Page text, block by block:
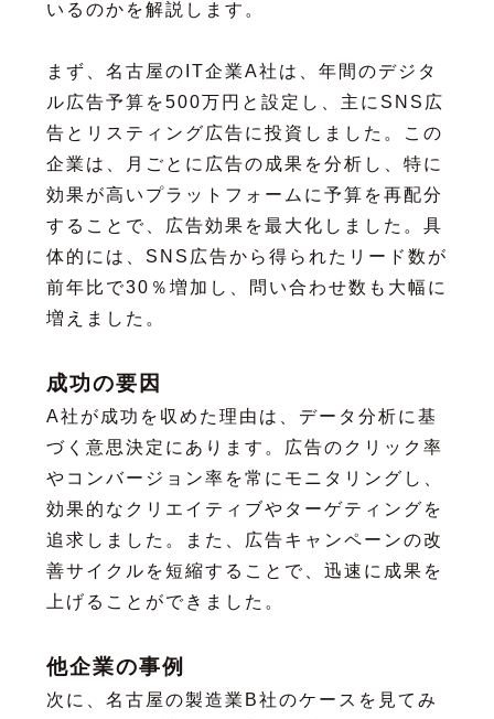
いるのかを解説します。
まず、名古屋のIT企業A社は、年間のデジタ
ル広告予算を500万円と設定し、主にSNS広
告とリスティング広告に投資しました。この
企業は、月ごとに広告の成果を分析し、特に
効果が高いプラットフォームに予算を再配分
することで、広告効果を最大化しました。具
体的には、SNS広告から得られたリード数が
前年比で30％増加し、問い合わせ数も大幅に
増えました。
成功の要因
A社が成功を収めた理由は、データ分析に基
づく意思決定にあります。広告のクリック率
やコンバージョン率を常にモニタリングし、
効果的なクリエイティブやターゲティングを
追求しました。また、広告キャンペーンの改
善サイクルを短縮することで、迅速に成果を
上げることができました。
他企業の事例
次に、名古屋の製造業B社のケースを見てみ